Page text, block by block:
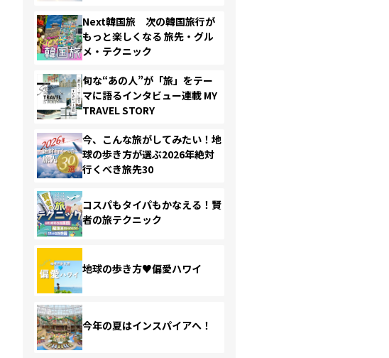
Next韓国旅 次の韓国旅行が
もっと楽しくなる 旅先・グル
メ・テクニック
旬な“あの人”が「旅」をテー
マに語るインタビュー連載 MY
TRAVEL STORY
今、こんな旅がしてみたい！地
球の歩き方が選ぶ2026年絶対
行くべき旅先30
コスパもタイパもかなえる！賢
者の旅テクニック
地球の歩き方♥偏愛ハワイ
今年の夏はインスパイアへ！